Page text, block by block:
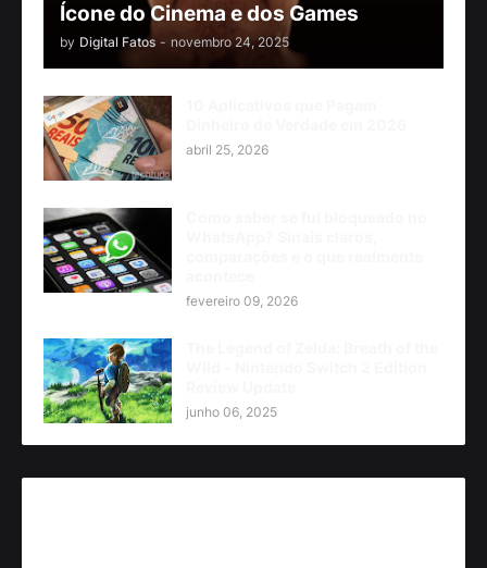
Ícone do Cinema e dos Games
by Digital Fatos - novembro 24, 2025
abril 25, 2026
fevereiro 09, 2026
junho 06, 2025